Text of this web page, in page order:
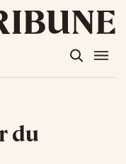
du